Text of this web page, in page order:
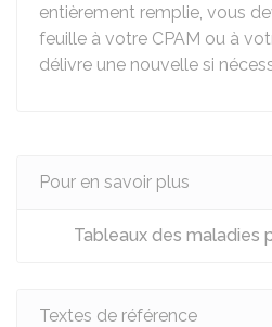
entièrement remplie, vous
feuille à votre CPAM ou à
délivre une nouvelle si
Pour en savoir plus
Tableaux des maladies
Textes de référence